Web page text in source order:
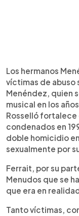
Los hermanos
víctimas de abuso
Menéndez, quien
musical en los
Rosselló fortalece
condenados en
doble homicidio
sexualmente por
Ferrait, por su
Menudos que se
que era en
Tanto víctimas,